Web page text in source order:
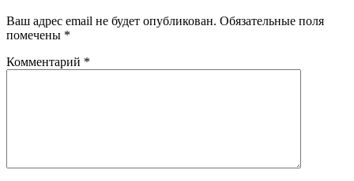
Ваш адрес email не будет опубликован. Обязательные поля
помечены *
Комментарий *